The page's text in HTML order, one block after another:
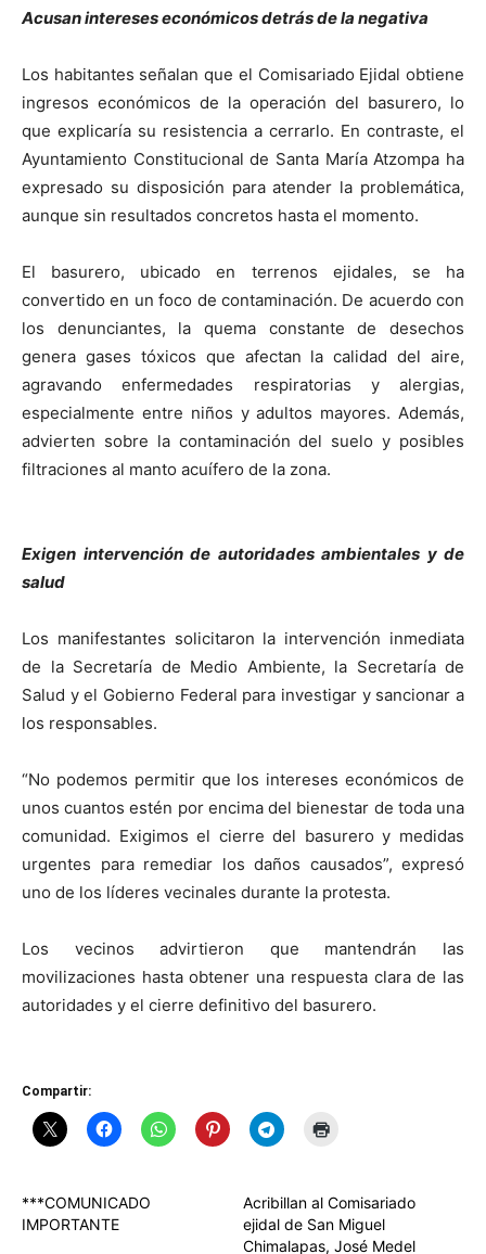
Acusan intereses económicos detrás de la negativa
Los habitantes señalan que el Comisariado Ejidal obtiene
ingresos económicos de la operación del basurero, lo
que explicaría su resistencia a cerrarlo. En contraste, el
Ayuntamiento Constitucional de Santa María Atzompa ha
expresado su disposición para atender la problemática,
aunque sin resultados concretos hasta el momento.
El basurero, ubicado en terrenos ejidales, se ha
convertido en un foco de contaminación. De acuerdo con
los denunciantes, la quema constante de desechos
genera gases tóxicos que afectan la calidad del aire,
agravando enfermedades respiratorias y alergias,
especialmente entre niños y adultos mayores. Además,
advierten sobre la contaminación del suelo y posibles
filtraciones al manto acuífero de la zona.
Exigen intervención de autoridades ambientales y de
salud
Los manifestantes solicitaron la intervención inmediata
de la Secretaría de Medio Ambiente, la Secretaría de
Salud y el Gobierno Federal para investigar y sancionar a
los responsables.
“No podemos permitir que los intereses económicos de
unos cuantos estén por encima del bienestar de toda una
comunidad. Exigimos el cierre del basurero y medidas
urgentes para remediar los daños causados”, expresó
uno de los líderes vecinales durante la protesta.
Los vecinos advirtieron que mantendrán las
movilizaciones hasta obtener una respuesta clara de las
autoridades y el cierre definitivo del basurero.
Compartir:
***COMUNICADO
IMPORTANTE
Acribillan al Comisariado
ejidal de San Miguel
Chimalapas, José Medel